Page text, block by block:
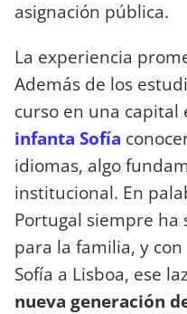
asignación pública.
La experiencia
Además de los
curso en una capital
infanta Sofía
idiomas, algo
institucional. En
Portugal siempre ha
para la familia, y
Sofía a Lisboa, ese
nueva generación